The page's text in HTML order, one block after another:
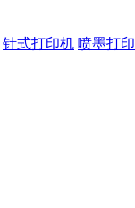
针式打印机 喷墨打